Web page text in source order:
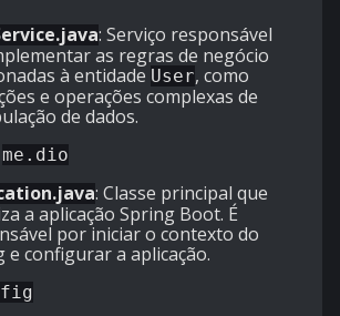
: Serviço responsável
as regras de negócio
à entidade User, como
e operações complexas de
de dados.
me.dio
: Classe principal que
a aplicação Spring Boot. É
por iniciar o contexto do
e configurar a aplicação.